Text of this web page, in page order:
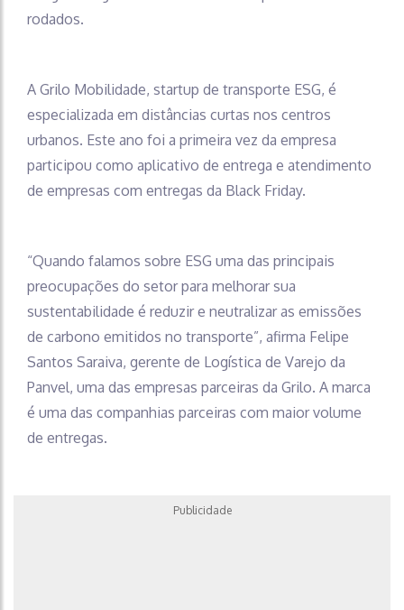
rodados.
A Grilo Mobilidade, startup de transporte ESG, é
especializada em distâncias curtas nos centros
urbanos. Este ano foi a primeira vez da empresa
participou como aplicativo de entrega e atendimento
de empresas com entregas da Black Friday.
“Quando falamos sobre ESG uma das principais
preocupações do setor para melhorar sua
sustentabilidade é reduzir e neutralizar as emissões
de carbono emitidos no transporte”, afirma Felipe
Santos Saraiva, gerente de Logística de Varejo da
Panvel, uma das empresas parceiras da Grilo. A marca
é uma das companhias parceiras com maior volume
de entregas.
Publicidade